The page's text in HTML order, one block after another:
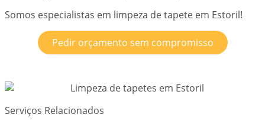
Somos especialistas em limpeza de tapete em Estoril!
Pedir orçamento sem compromisso
Serviços Relacionados